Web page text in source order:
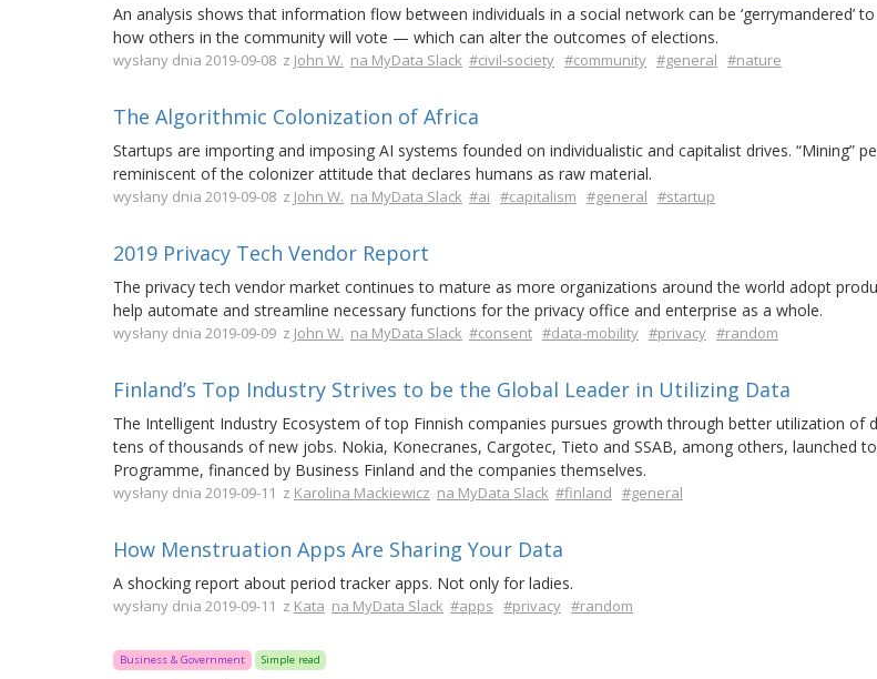
An analysis shows that information flow between individuals in a social network can be ‘gerrymandered’
how others in the community will vote — which can alter the outcomes of elections.
wysłany dnia 2019-09-08 z John W. na MyData Slack #civil-society #community #general #nature
The Algorithmic Colonization of Africa
Startups are importing and imposing AI systems founded on individualistic and capitalist drives. “Mining”
reminiscent of the colonizer attitude that declares humans as raw material.
wysłany dnia 2019-09-08 z John W. na MyData Slack #ai #capitalism #general #startup
2019 Privacy Tech Vendor Report
The privacy tech vendor market continues to mature as more organizations around the world adopt
help automate and streamline necessary functions for the privacy office and enterprise as a whole.
wysłany dnia 2019-09-09 z John W. na MyData Slack #consent #data-mobility #privacy #random
Finland’s Top Industry Strives to be the Global Leader in Utilizing Data
The Intelligent Industry Ecosystem of top Finnish companies pursues growth through better utilization of
tens of thousands of new jobs. Nokia, Konecranes, Cargotec, Tieto and SSAB, among others, launched
Programme, financed by Business Finland and the companies themselves.
wysłany dnia 2019-09-11 z Karolina Mackiewicz na MyData Slack #finland #general
How Menstruation Apps Are Sharing Your Data
A shocking report about period tracker apps. Not only for ladies.
wysłany dnia 2019-09-11 z Kata na MyData Slack #apps #privacy #random
Business & Government Simple read